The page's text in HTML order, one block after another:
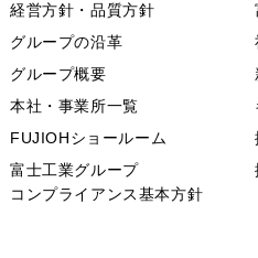
経営方針・品質方針
グループの沿革
グループ概要
本社・事業所一覧
FUJIOHショールーム
富士工業グループ
コンプライアンス基本方針